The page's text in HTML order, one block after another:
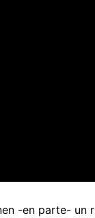
-en parte- un